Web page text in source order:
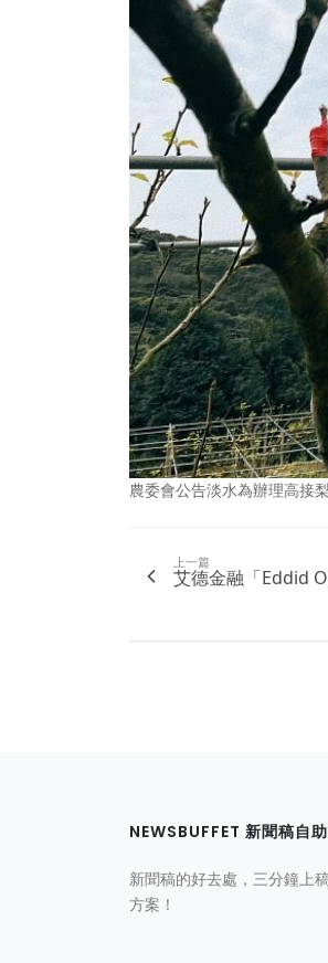
農委會公告淡水為辦理高接
上一篇
艾德金融「Eddid
NEWSBUFFET 新聞稿自
新聞稿的好去處，三分鐘上
方案！